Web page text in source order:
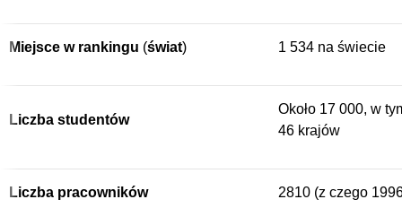
Miejsce w rankingu (świat) 1 534 na świecie
Liczba studentów
Około 17 000, w
46 krajów
Liczba pracowników 2810 (z czego